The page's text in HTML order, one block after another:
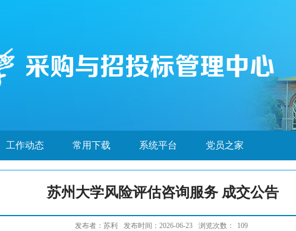
工作动态 常用下载 系统平台 党员之家
苏州大学风险评估咨询服务 成交公告
发布者：苏利 发布时间：2026-06-23 浏览次数： 109